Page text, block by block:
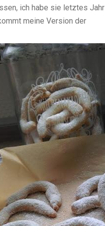
ich habe sie letztes
meine Version der